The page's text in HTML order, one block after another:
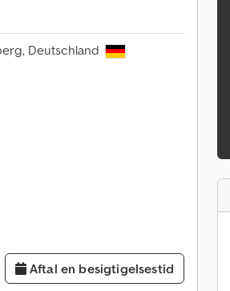
Deutschland
Aftal en besigtigelsestid